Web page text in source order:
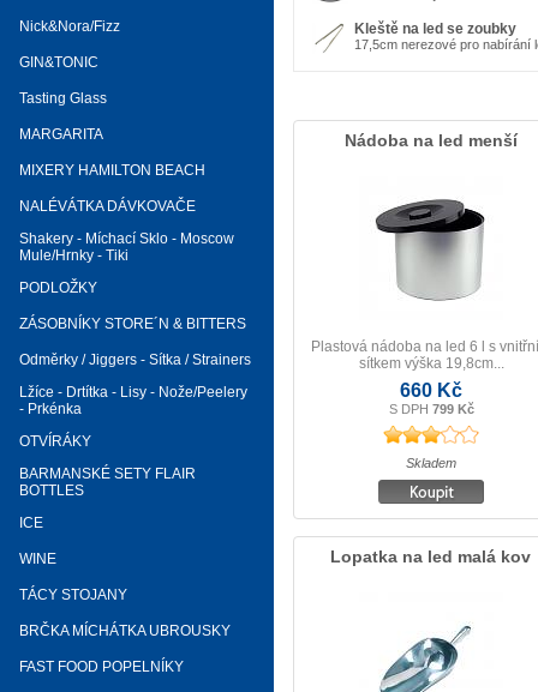
Nick&Nora/Fizz
GIN&TONIC
Tasting Glass
MARGARITA
MIXERY HAMILTON BEACH
NALÉVÁTKA DÁVKOVAČE
Shakery - Míchací Sklo - Moscow
Mule/Hrnky - Tiki
PODLOŽKY
ZÁSOBNÍKY STORE´N & BITTERS
Odměrky / Jiggers - Sítka / Strainers
Lžíce - Drtítka - Lisy - Nože/Peelery
- Prkénka
OTVÍRÁKY
BARMANSKÉ SETY FLAIR
BOTTLES
ICE
WINE
TÁCY STOJANY
BRČKA MÍCHÁTKA UBROUSKY
FAST FOOD POPELNÍKY
Kleště na led se zoubky
17,5cm nerezové pro nabírání
Nádoba na led menší
Plastová nádoba na led 6 l s
sítkem výška 19,8cm...
660 Kč
S DPH 799 Kč
Skladem
Lopatka na led malá kov